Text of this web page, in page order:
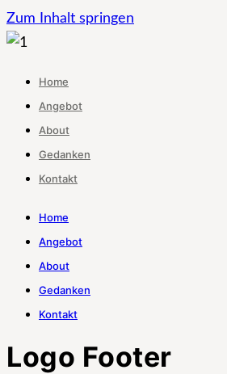
Zum Inhalt springen
Home
Angebot
About
Gedanken
Kontakt
Home
Angebot
About
Gedanken
Kontakt
Logo Footer